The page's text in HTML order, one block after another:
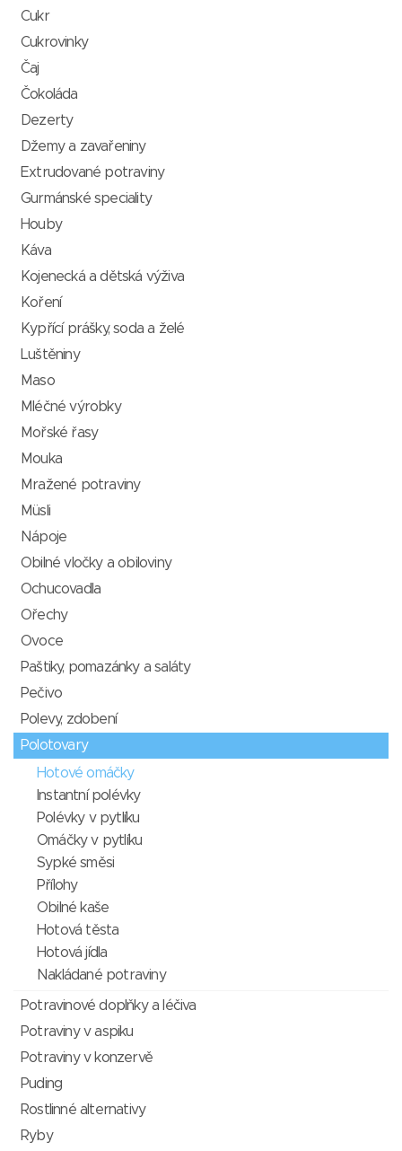
Cukr
Cukrovinky
Čaj
Čokoláda
Dezerty
Džemy a zavařeniny
Extrudované potraviny
Gurmánské speciality
Houby
Káva
Kojenecká a dětská výživa
Koření
Kypřící prášky, soda a želé
Luštěniny
Maso
Mléčné výrobky
Mořské řasy
Mouka
Mražené potraviny
Müsli
Nápoje
Obilné vločky a obiloviny
Ochucovadla
Ořechy
Ovoce
Paštiky, pomazánky a saláty
Pečivo
Polevy, zdobení
Polotovary
Hotové omáčky
Instantní polévky
Polévky v pytlíku
Omáčky v pytlíku
Sypké směsi
Přílohy
Obilné kaše
Hotová těsta
Hotová jídla
Nakládané potraviny
Potravinové doplňky a léčiva
Potraviny v aspiku
Potraviny v konzervě
Puding
Rostlinné alternativy
Ryby